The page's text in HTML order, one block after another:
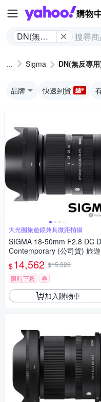
DN(無反
Sigma DN(無反專
品牌 快速到貨
大光圈旅遊鏡兼具微距拍攝
SIGMA 18-50mm F2.8 DC
Contemporary (公司貨) 旅
APS-C 無反微單眼專用鏡頭
$14,562 $15,328
限時下殺
券
加入購物車